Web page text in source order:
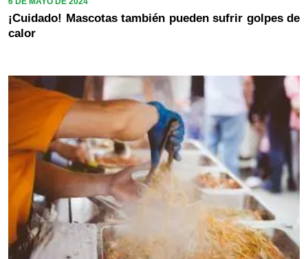
¡Cuidado! Mascotas también pueden sufrir golpes de
calor